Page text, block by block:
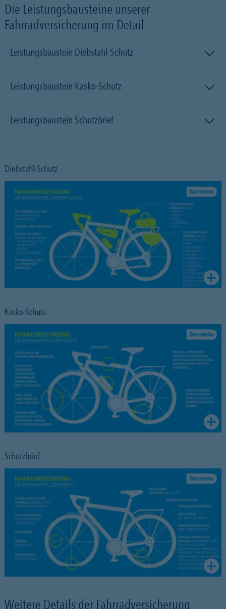
Die Leistungsbausteine unserer
Fahrradversicherung im Detail
Leistungsbaustein Diebstahl-Schutz
Leistungsbaustein Kasko-Schutz
Leistungsbaustein Schutzbrief
Diebstahl-Schutz
Kasko-Schutz
Schutzbrief
Weitere Details der Fahrradversicherung